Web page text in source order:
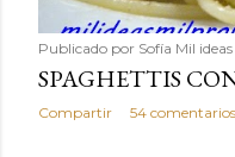
Publicado por Sofía Mil
SPAGHETTIS
Compartir 54 comentarios